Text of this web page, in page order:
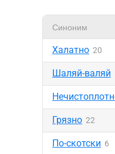
Синоним
Халатно 20
Шаляй-валяй
Грязно 22
По-скотски 6